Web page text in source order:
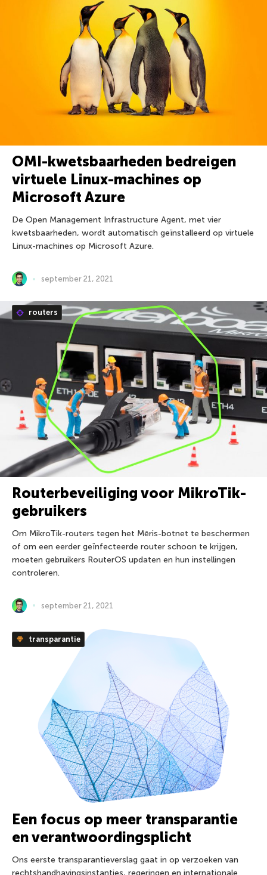
OMI-kwetsbaarheden bedreigen
virtuele Linux-machines op
Microsoft Azure
De Open Management Infrastructure Agent, met vier
kwetsbaarheden, wordt automatisch geïnstalleerd op virtuele
Linux-machines op Microsoft Azure.
september 21, 2021
routers
Routerbeveiliging voor MikroTik-
gebruikers
Om MikroTik-routers tegen het Mēris-botnet te beschermen
of om een eerder geïnfecteerde router schoon te krijgen,
moeten gebruikers RouterOS updaten en hun instellingen
controleren.
september 21, 2021
transparantie
Een focus op meer transparantie
en verantwoordingsplicht
Ons eerste transparantieverslag gaat in op verzoeken van
rechtshandhavingsinstanties, regeringen en internationale